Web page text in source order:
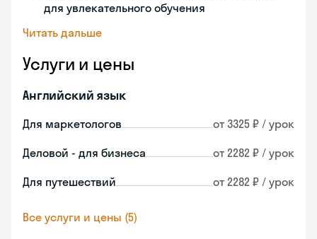
для увлекательного обучения
Читать дальше
Услуги и цены
Английский язык
Для маркетологов от 3325 ₽ / урок
Деловой - для бизнеса от 2282 ₽ / урок
Для путешествий от 2282 ₽ / урок
Все услуги и цены (5)